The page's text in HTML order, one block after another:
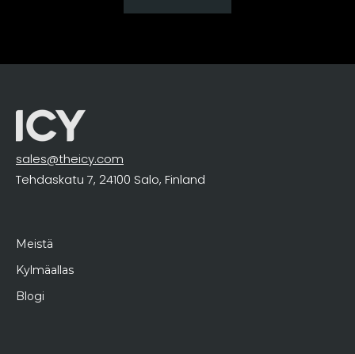
sales@theicy.com
Tehdaskatu 7, 24100 Salo, Finland
Meistä
Kylmäallas
Blogi